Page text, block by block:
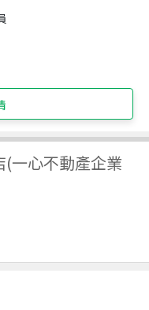
一心不動產企業